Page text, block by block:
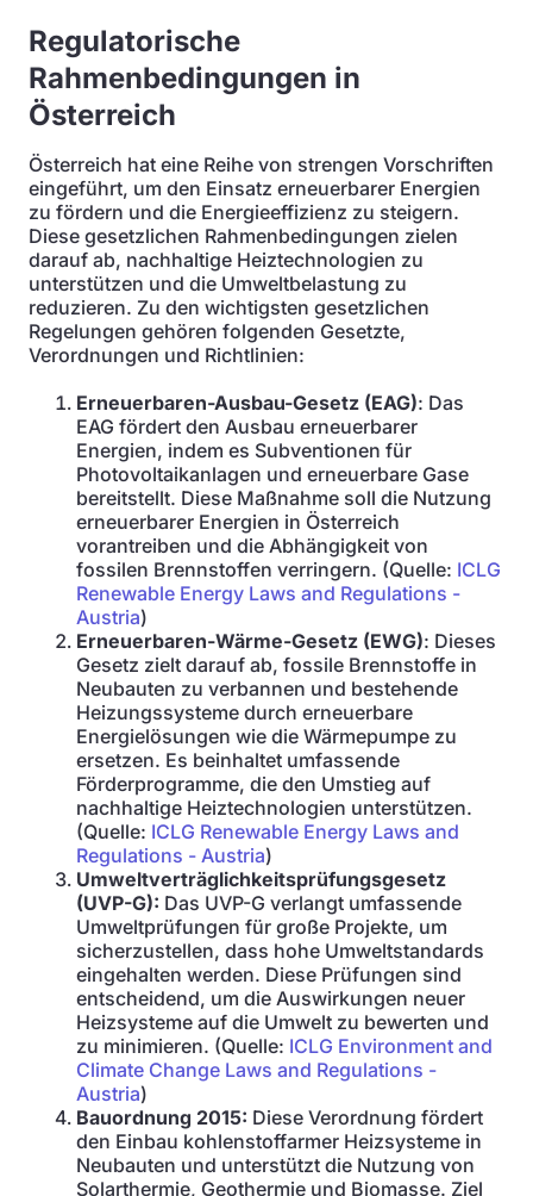
Regulatorische
Rahmenbedingungen in
Österreich
Österreich hat eine Reihe von strengen Vorschriften
eingeführt, um den Einsatz erneuerbarer Energien
zu fördern und die Energieeffizienz zu steigern.
Diese gesetzlichen Rahmenbedingungen zielen
darauf ab, nachhaltige Heiztechnologien zu
unterstützen und die Umweltbelastung zu
reduzieren. Zu den wichtigsten gesetzlichen
Regelungen gehören folgenden Gesetzte,
Verordnungen und Richtlinien:
Erneuerbaren-Ausbau-Gesetz (EAG): Das
EAG fördert den Ausbau erneuerbarer
Energien, indem es Subventionen für
Photovoltaikanlagen und erneuerbare Gase
bereitstellt. Diese Maßnahme soll die Nutzung
erneuerbarer Energien in Österreich
vorantreiben und die Abhängigkeit von
fossilen Brennstoffen verringern. (Quelle: ICLG
Renewable Energy Laws and Regulations -
Austria)
Erneuerbaren-Wärme-Gesetz (EWG): Dieses
Gesetz zielt darauf ab, fossile Brennstoffe in
Neubauten zu verbannen und bestehende
Heizungssysteme durch erneuerbare
Energielösungen wie die Wärmepumpe zu
ersetzen. Es beinhaltet umfassende
Förderprogramme, die den Umstieg auf
nachhaltige Heiztechnologien unterstützen.
(Quelle: ICLG Renewable Energy Laws and
Regulations - Austria)
Umweltverträglichkeitsprüfungsgesetz
(UVP-G): Das UVP-G verlangt umfassende
Umweltprüfungen für große Projekte, um
sicherzustellen, dass hohe Umweltstandards
eingehalten werden. Diese Prüfungen sind
entscheidend, um die Auswirkungen neuer
Heizsysteme auf die Umwelt zu bewerten und
zu minimieren. (Quelle: ICLG Environment and
Climate Change Laws and Regulations -
Austria)
Bauordnung 2015: Diese Verordnung fördert
den Einbau kohlenstoffarmer Heizsysteme in
Neubauten und unterstützt die Nutzung von
Solarthermie, Geothermie und Biomasse. Ziel